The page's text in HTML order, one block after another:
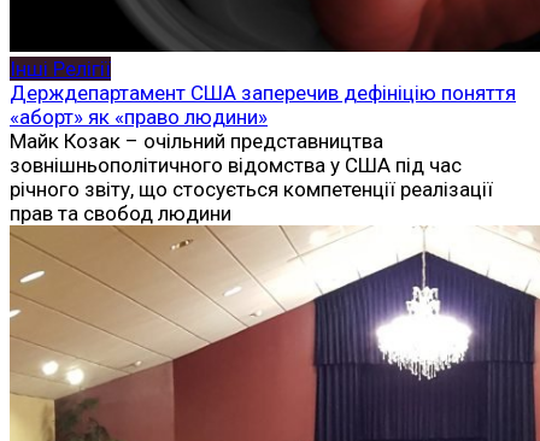
Інші Релігії
Держдепартамент США заперечив дефініцію поняття
«аборт» як «право людини»
Майк Козак – очільний представництва
зовнішньополітичного відомства у США під час
річного звіту, що стосується компетенції реалізації
прав та свобод людини